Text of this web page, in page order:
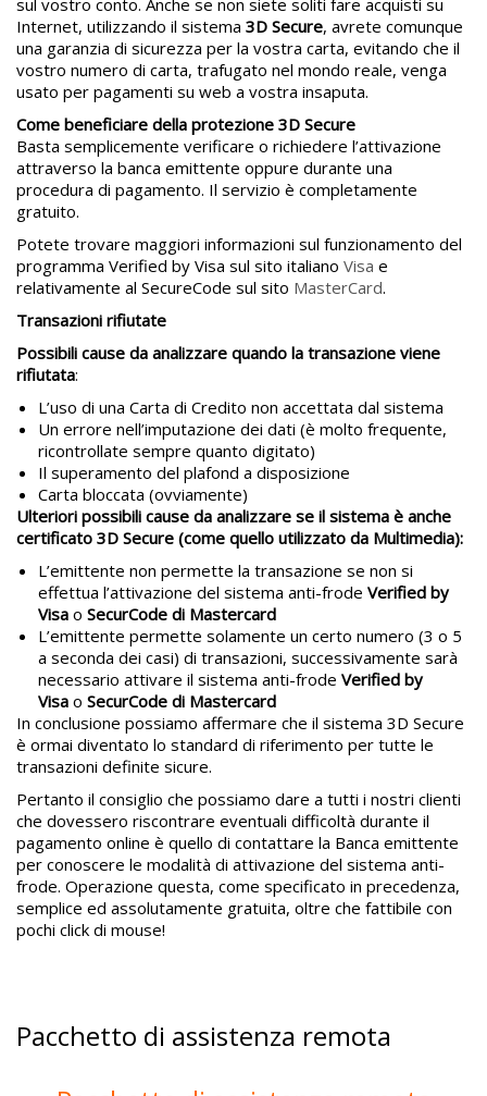
sul vostro conto. Anche se non siete soliti fare acquisti su
Internet, utilizzando il sistema 3D Secure, avrete comunque
una garanzia di sicurezza per la vostra carta, evitando che il
vostro numero di carta, trafugato nel mondo reale, venga
usato per pagamenti su web a vostra insaputa.
Come beneficiare della protezione 3D Secure
Basta semplicemente verificare o richiedere l’attivazione
attraverso la banca emittente oppure durante una
procedura di pagamento. Il servizio è completamente
gratuito.
Potete trovare maggiori informazioni sul funzionamento del
programma Verified by Visa sul sito italiano Visa e
relativamente al SecureCode sul sito MasterCard.
Transazioni rifiutate
Possibili cause da analizzare quando la transazione viene
rifiutata:
L’uso di una Carta di Credito non accettata dal sistema
Un errore nell’imputazione dei dati (è molto frequente,
ricontrollate sempre quanto digitato)
Il superamento del plafond a disposizione
Carta bloccata (ovviamente)
Ulteriori possibili cause da analizzare se il sistema è anche
certificato 3D Secure (come quello utilizzato da Multimedia):
L’emittente non permette la transazione se non si
effettua l’attivazione del sistema anti-frode Verified by
Visa o SecurCode di Mastercard
L’emittente permette solamente un certo numero (3 o 5
a seconda dei casi) di transazioni, successivamente sarà
necessario attivare il sistema anti-frode Verified by
Visa o SecurCode di Mastercard
In conclusione possiamo affermare che il sistema 3D Secure
è ormai diventato lo standard di riferimento per tutte le
transazioni definite sicure.
Pertanto il consiglio che possiamo dare a tutti i nostri clienti
che dovessero riscontrare eventuali difficoltà durante il
pagamento online è quello di contattare la Banca emittente
per conoscere le modalità di attivazione del sistema anti-
frode. Operazione questa, come specificato in precedenza,
semplice ed assolutamente gratuita, oltre che fattibile con
pochi click di mouse!
Pacchetto di assistenza remota